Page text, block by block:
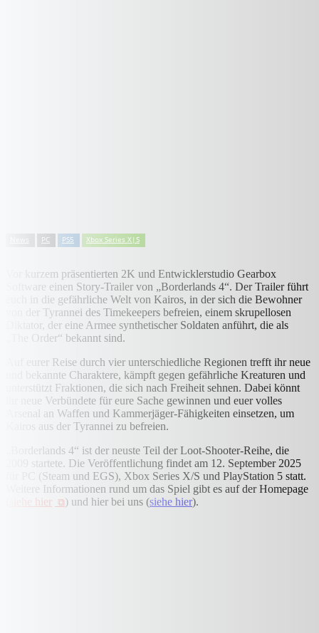
PC PS5 Xbox Series X|S
Vor kurzem präsentierten 2K und Entwicklerstudio Gearbox
Software einen Story-Trailer von „Borderlands 4“. Der Trailer führt
euch in die gefährliche Welt von Kairos, in der sich die Bewohner
von der Tyrannei des Timekeepers befreien, einem skrupellosen
Diktator, der eine Armee synthetischer Soldaten anführt, die als
„The Order“ bekannt sind.
Auf eurer Reise durch vier unterschiedliche Regionen trefft ihr neue
und bekannte Charaktere, kämpft gegen gefährliche Kreaturen und
unterstützt Fraktionen, die sich nach Freiheit sehnen. Dabei könnt
ihr neue Verbündete für eure Sache gewinnen und euer volles
Arsenal an Waffen und Kammerjäger-Fähigkeiten einsetzen, um
Kairos aus der Tyrannei zu befreien.
„Borderlands 4“ ist der neuste Teil der Loot-Shooter-Reihe, die
2009 startete. Die Veröffentlichung findet am 12. September 2025
für PC (Steam und EGS), Xbox Series X/S und PlayStation 5 statt.
Weitere Informationen rund um das Spiel gibt es auf der Homepage
siehe hier ) und hier bei uns (siehe hier).